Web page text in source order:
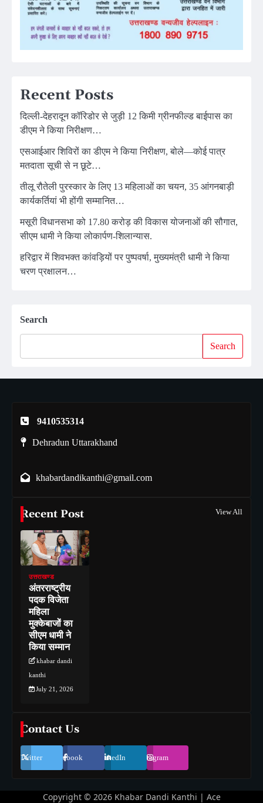
Recent Posts
दिल्ली-देहरादून कॉरिडोर से जुड़ी 12 किमी ग्रीनफील्ड बाईपास का
डीएम ने किया निरीक्षण…
एसआईआर शिविरों का डीएम ने किया निरीक्षण, बोले—कोई पात्र
मतदाता सूची से न छूटे…
तीलू रौतेली पुरस्कार के लिए 13 महिलाओं का चयन, 35 आंगनबाड़ी
कार्यकर्तियां भी होंगी सम्मानित…
मसूरी विधानसभा को 17.80 करोड़ की विकास योजनाओं की सौगात,
सीएम धामी ने किया लोकार्पण-शिलान्यास.
हरिद्वार में शिवभक्त कांवड़ियों पर पुष्पवर्षा, मुख्यमंत्री धामी ने किया
चरण प्रक्षालन…
Search
Search
9410535314
Dehradun Uttarakhand
khabardandikanthi@gmail.com
Recent Post View All
उत्तराखण्ड
अंतरराष्ट्रीय
पदक विजेता
महिला
मुक्केबाजों का
सीएम धामी ने
किया सम्मान
khabar dandi
kanthi
July 21, 2026
Contact Us
Twitter Facebook LinkedIn Instagram
Copyright © 2026 Khabar Dandi Kanthi | Ace